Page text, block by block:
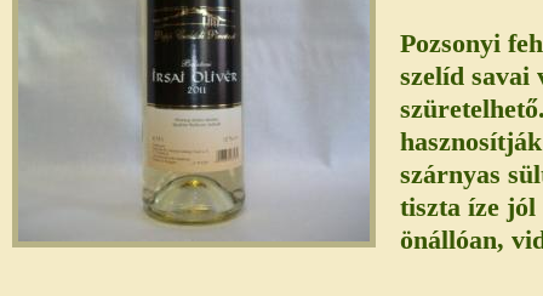
Pozsonyi
szelíd savai
szárnyas
tiszta íze jól
önállóan,